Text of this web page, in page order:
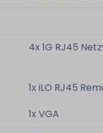
4x 1G RJ45
1x iLO RJ45
1x VGA